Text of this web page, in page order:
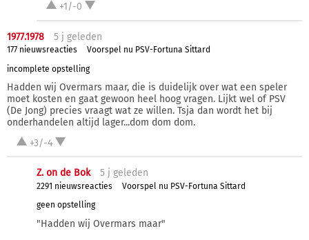
+1/-0
1977.1978 5 j geleden
177 nieuwsreacties
Voorspel nu PSV-Fortuna Sittard
incomplete opstelling
Hadden wij Overmars maar, die is duidelijk over wat een speler
moet kosten en gaat gewoon heel hoog vragen. Lijkt wel of PSV
(De Jong) precies vraagt wat ze willen. Tsja dan wordt het bij
onderhandelen altijd lager...dom dom dom.
+3/-4
Z. on de Bok 5 j geleden
2291 nieuwsreacties
Voorspel nu PSV-Fortuna Sittard
geen opstelling
"Hadden wij Overmars maar"